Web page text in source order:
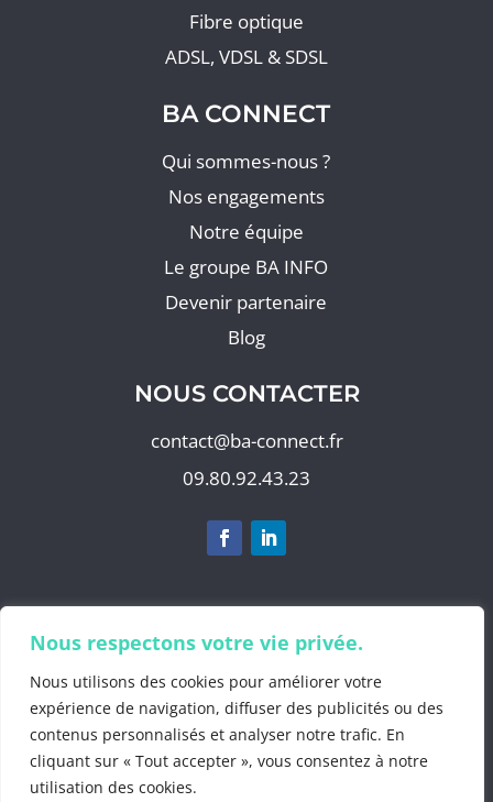
Nous respectons votre vie privée.
Nous utilisons des cookies pour améliorer votre
expérience de navigation, diffuser des publicités ou des
contenus personnalisés et analyser notre trafic. En
cliquant sur « Tout accepter », vous consentez à notre
utilisation des cookies.
Fibre optique
ADSL, VDSL & SDSL
BA CONNECT
Qui sommes-nous ?
Nos engagements
Notre équipe
Le groupe BA INFO
Devenir partenaire
Blog
NOUS CONTACTER
contact@ba-connect.fr
09.80.92.43.23
S'abonner à notre newsletter
©2025 by
BA Info